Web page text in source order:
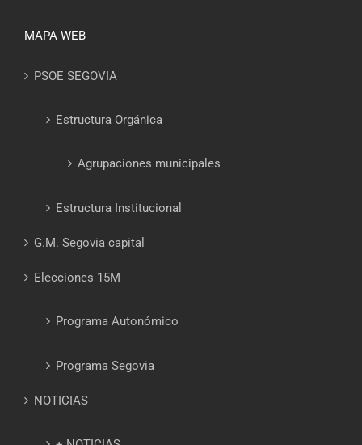
MAPA WEB
PSOE SEGOVIA
Estructura Orgánica
Agrupaciones municipales
Estructura Institucional
G.M. Segovia capital
Elecciones 15M
Programa Autonómico
Programa Segovia
NOTICIAS